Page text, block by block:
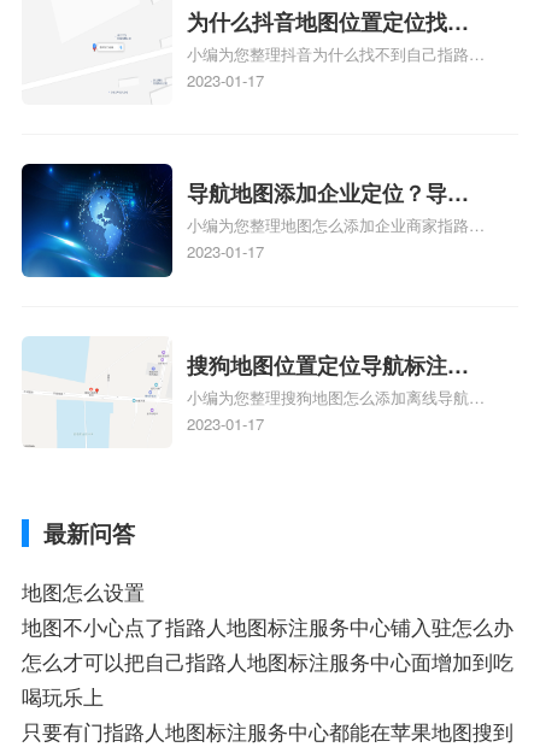
相关地图标注知识，详情可查看下方正文！
为什么抖音地图位置定位找不
到了？抖音为什么找不到当前
定位了？
小编为您整理抖音为什么找不到自己指路人
地图标注服务中心铺的位置、地图位置更新
服务中心位置、抖音突然不显示定位了相关
地图标注知识，详情可查看下方正文！
2023-01-17
导航地图添加企业定位？导航
定位企业？
小编为您整理地图怎么添加企业商家指路人
地图标注服务中心铺名称、地图怎么添加企
添加企业、地图如何添加企业相关地图标注
知识，详情可查看下方正文！
2023-01-17
搜狗地图位置定位导航标注？
搜狗地图位置定位,导航,标注？
小编为您整理搜狗地图怎么添加离线导航搜
狗地图离线导航怎么用、搜狗地图导航卫星
2023-01-17
最新问答
地图怎么设置
地图不小心点了指路人地图标注服务中心铺入驻怎么办
怎么才可以把自己指路人地图标注服务中心面增加到吃
喝玩乐上
只要有门指路人地图标注服务中心都能在苹果地图搜到